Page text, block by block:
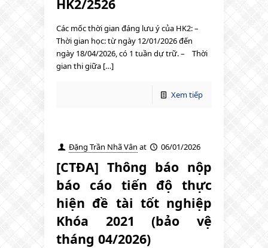
HK2/2526
Các mốc thời gian đáng lưu ý của HK2: –
Thời gian học: từ ngày 12/01/2026 đến
ngày 18/04/2026, có 1 tuần dự trữ. – Thời
gian thi giữa […]
Xem tiếp
Đặng Trần Nhã Vân at 06/01/2026
[CTĐA] Thông báo nộp
báo cáo tiến độ thực
hiện đề tài tốt nghiệp
Khóa 2021 (bảo vệ
tháng 04/2026)